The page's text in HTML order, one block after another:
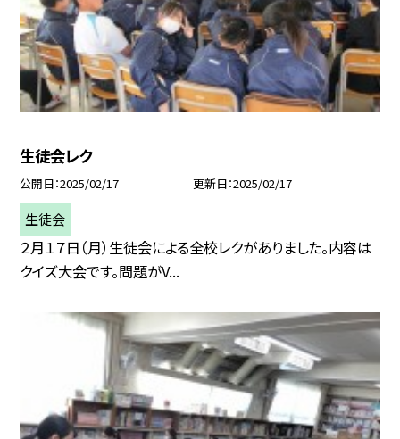
生徒会レク
公開日 2025/02/17 更新日 2025/02/17
生徒会
２月１７日（月）生徒会による全校レクがありました。内容は
クイズ大会です。問題がV...